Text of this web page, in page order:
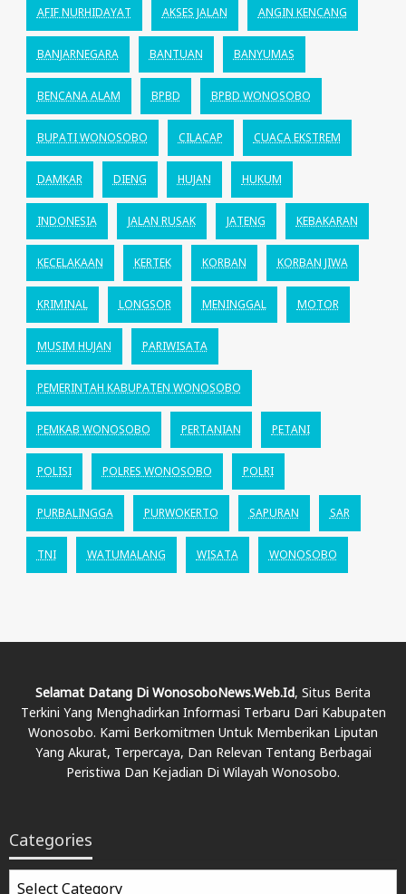
AFIF NURHIDAYAT AKSES JALAN ANGIN KENCANG
BANJARNEGARA BANTUAN BANYUMAS
BENCANA ALAM BPBD BPBD WONOSOBO
BUPATI WONOSOBO CILACAP CUACA EKSTREM
DAMKAR DIENG HUJAN HUKUM
INDONESIA JALAN RUSAK JATENG KEBAKARAN
KECELAKAAN KERTEK KORBAN KORBAN JIWA
KRIMINAL LONGSOR MENINGGAL MOTOR
MUSIM HUJAN PARIWISATA
PEMERINTAH KABUPATEN WONOSOBO
PEMKAB WONOSOBO PERTANIAN PETANI
POLISI POLRES WONOSOBO POLRI
PURBALINGGA PURWOKERTO SAPURAN SAR
TNI WATUMALANG WISATA WONOSOBO
Selamat Datang Di WonosoboNews.web.id, Situs Berita
Terkini Yang Menghadirkan Informasi Terbaru Dari Kabupaten
Wonosobo. Kami Berkomitmen Untuk Memberikan Liputan
Yang Akurat, Terpercaya, Dan Relevan Tentang Berbagai
Peristiwa Dan Kejadian Di Wilayah Wonosobo.
Categories
Categories